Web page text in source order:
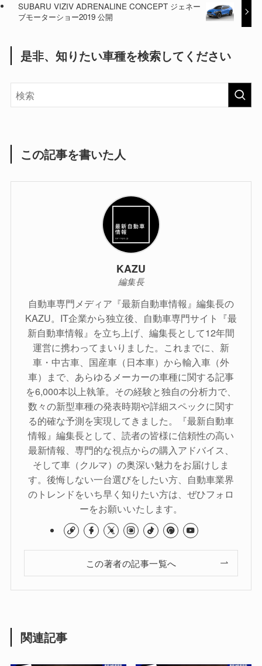
SUBARU VIZIV ADRENALINE CONCEPT ジェネー
ブモーターショー2019 公開
是非、知りたい車種を検索してください
この記事を書いた人
KAZU
編集長
自動車専門メディア『最新自動車情報』編集長の
KAZU。IT企業から独立後、自動車専門サイト『最
新自動車情報』を立ち上げ、編集長として12年間
運営に携わってまいりました。これまでに、新
車・中古車、国産車（日本車）から輸入車（外
車）まで、あらゆるメーカーの車種に関する記事
を6,000本以上執筆。その経験と独自の分析力で、
数々の新型車種の発表時期や詳細スペックに関す
る的確な予測を実現してきました。『最新自動車
情報』編集長として、読者の皆様に信頼性の高い
最新情報、専門的な視点からの購入アドバイス、
そして車（クルマ）の奥深い魅力をお届けしま
す。後悔しない一台選びをしたい方、自動車業界
のトレンドをいち早く知りたい方は、ぜひフォロ
ーをお願いいたします。
この著者の記事一覧へ
関連記事